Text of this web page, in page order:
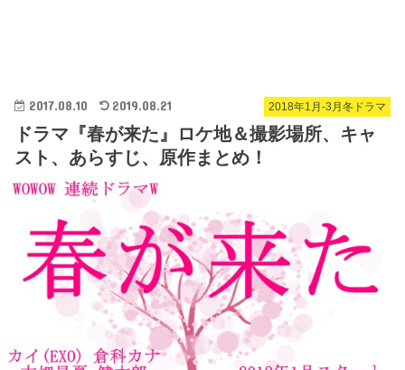
2018年1月-3月冬ドラマ
2017.08.10 2019.08.21
ドラマ『春が来た』ロケ地＆撮影場所、キャ
スト、あらすじ、原作まとめ！